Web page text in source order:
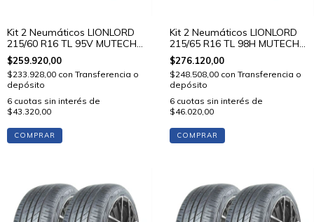
Kit 2 Neumáticos LIONLORD
215/60 R16 TL 95V MUTECH
H01
$259.920,00
$233.928,00 con Transferencia o
depósito
6 cuotas sin interés de
$43.320,00
COMPRAR
Kit 2 Neumáticos LIONLORD
215/65 R16 TL 98H MUTECH
H01
$276.120,00
$248.508,00 con Transferencia o
depósito
6 cuotas sin interés de
$46.020,00
COMPRAR